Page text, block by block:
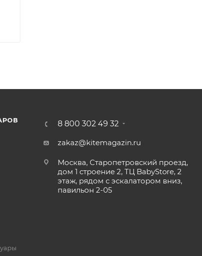
8 800 302 49 32
zakaz@kitemagazin.ru
Москва, Старопетровский проезд,
дом 1 строение 2, ТЦ BabyStore, 2
этаж, рядом с эскалатором вниз,
павильон 2-05